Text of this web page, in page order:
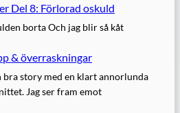
Del 8: Förlorad oskuld
borta Och jag blir så kåt
& överraskningar
bra story med en klart annorlunda
Jag ser fram emot